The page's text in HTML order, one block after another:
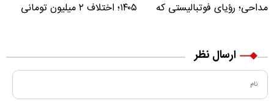
مداحی؛ رؤیای فوتبالیستی که
۱۴۰۵؛ اختلاف ۲ میلیون تومانی
ارسال نظر